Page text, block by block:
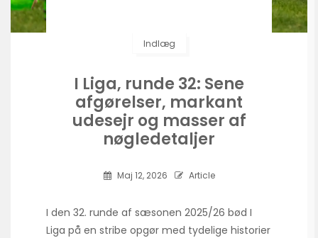
Indlæg
I Liga, runde 32: Sene
afgørelser, markant
udesejr og masser af
nøgledetaljer
Maj 12, 2026 Article
I den 32. runde af sæsonen 2025/26 bød I
Liga på en stribe opgør med tydelige historier